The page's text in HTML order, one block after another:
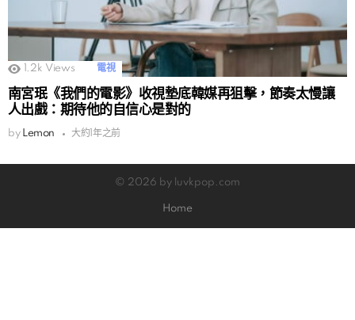
1.2k Views 電視
南宮珉《我們的電影》收視墊底韓媒再狙擊，節奏太慢讓
人出戲：期待他的自信心是對的
by Lemon 大約1年之前
© 2026 by luvkpop.com
Home